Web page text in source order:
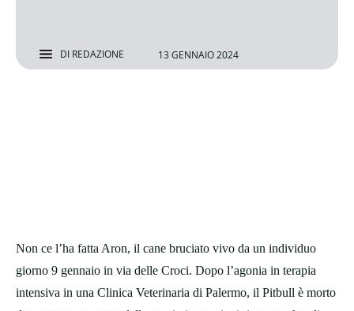
DI REDAZIONE 13 GENNAIO 2024
Non ce l’ha fatta Aron, il cane bruciato vivo da un individuo
giorno 9 gennaio in via delle Croci. Dopo l’agonia in terapia
intensiva in una Clinica Veterinaria di Palermo, il Pitbull è morto